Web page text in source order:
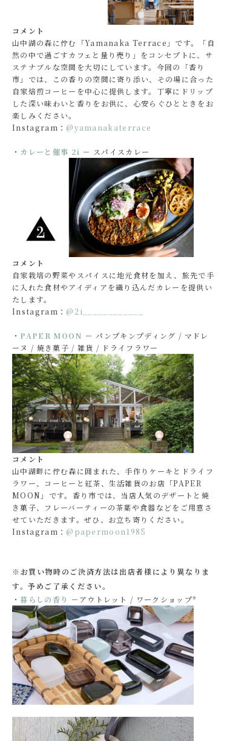
コメント
山中湖の森に佇む「Yamanaka Terrace」です。「自
然の中で過ごすカフェと量り売り」をコンセプトに、サ
ステナブルな空間を大切にしています。今回の「香り
市」では、この香りの空間に寄り添い、その場に合った
自家焙煎コーヒーを中心に提供します。丁寧にドリップ
した深い味わいと香りをお供に、心安らぐひとときをお
楽しみください。
Instagram： @yamanakaterrace
・ カレーと催事 2i － スパイスカレー
コメント
自家栽培の野菜やスパイスに地元食材を加え、旅先で手
に入れた食材やアイディアを織り込んだカレーを提供い
たします。
Instagram： @2i____________
・ PAPER MOON － パンプキンプディング / マドレ
ーヌ / 焼き菓子 / 雑貨 / ドライフラワー
コメント
山中湖畔に佇む森に囲まれた、手作りケーキとドライフ
ラワー、コーヒーと紅茶、生活雑貨のお店「PAPER
MOON」です。香り市では、当店人気のデザートと焼
き菓子、フレーバーティーの茶葉や食器などをご用意さ
せていただきます。ぜひ、お立ち寄りください。
Instagram： @papermoon1985
※お買い物時のご決済方法は出店者様により異なりま
す。予めご了承ください。
・暮らしの香り －アウトレット / ワークショップ*